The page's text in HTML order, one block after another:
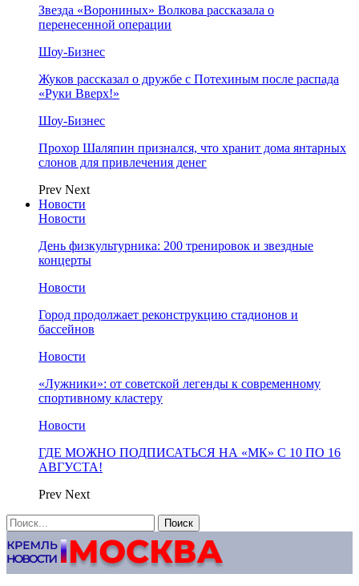
Звезда «Ворониных» Волкова рассказала о
перенесенной операции
Шоу-Бизнес
Жуков рассказал о дружбе с Потехиным после распада
«Руки Вверх!»
Шоу-Бизнес
Прохор Шаляпин признался, что хранит дома янтарных
слонов для привлечения денег
Prev Next
Новости
Новости
День физкультурника: 200 тренировок и звездные
концерты
Новости
Город продолжает реконструкцию стадионов и
бассейнов
Новости
«Лужники»: от советской легенды к современному
спортивному кластеру
Новости
ГДЕ МОЖНО ПОДПИСАТЬСЯ НА «МК» С 10 ПО 16
АВГУСТА!
Prev Next